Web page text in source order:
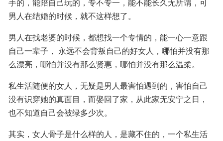
男人在结婚的时候，就不这样想了。
男人在找老婆的时候，都想找一个专情的，能一心一意跟
自己一辈子， 永远不会背叛自己的好女人，哪怕并没有那
么漂亮，哪怕并没有那么贤惠，哪怕并没有那么温柔。
私生活随便的女人，无疑是男人最害怕遇到的，害怕自己
没有识穿她的真面目，而娶回了家，从此家无安宁之日，
也不知道自己会被绿多少次。
其实，女人骨子是什么样的人，是藏不住的，一个私生活